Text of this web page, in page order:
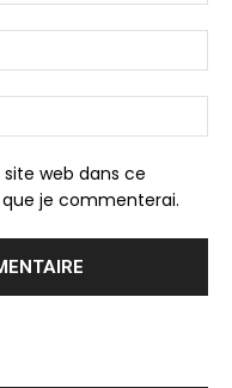
web dans ce
je commenterai.